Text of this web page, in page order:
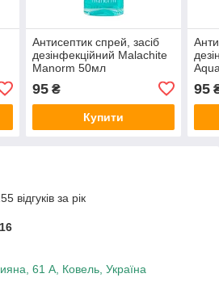
Антисептик спрей, засіб
дезінфекційний Malachite
Manorm 50мл
95₴
Купити
95
відгуків за рік
61 А, Ковель, Україна